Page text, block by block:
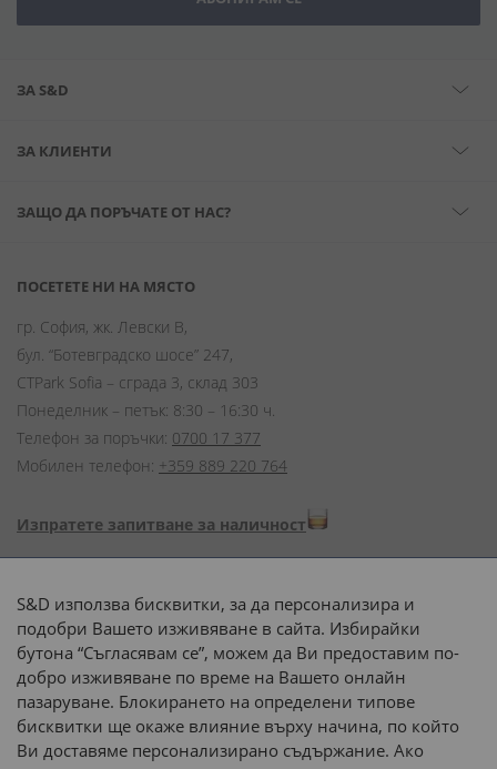
ЗА S&D
ЗА КЛИЕНТИ
ЗАЩО ДА ПОРЪЧАТЕ ОТ НАС?
ПОСЕТЕТЕ НИ НА МЯСТО
гр. София, жк. Левски В,
бул. “Ботевградско шосе” 247,
CTPark Sofia – сграда 3, склад 303
Понеделник – петък: 8:30 – 16:30 ч.
Телефон за поръчки: 0700 17 377
Мобилен телефон: +359 889 220 764
Изпратете запитване за наличност
Начини на плащане:
Доставка до адрес с:
или
наш транспорт
S&D използва бисквитки, за да персонализира и
подобри Вашето изживяване в сайта. Избирайки
бутона “Съгласявам се”, можем да Ви предоставим по-
добро изживяване по време на Вашето онлайн
пазаруване. Блокирането на определени типове
бисквитки ще окаже влияние върху начина, по който
Ви доставяме персонализирано съдържание. Ако